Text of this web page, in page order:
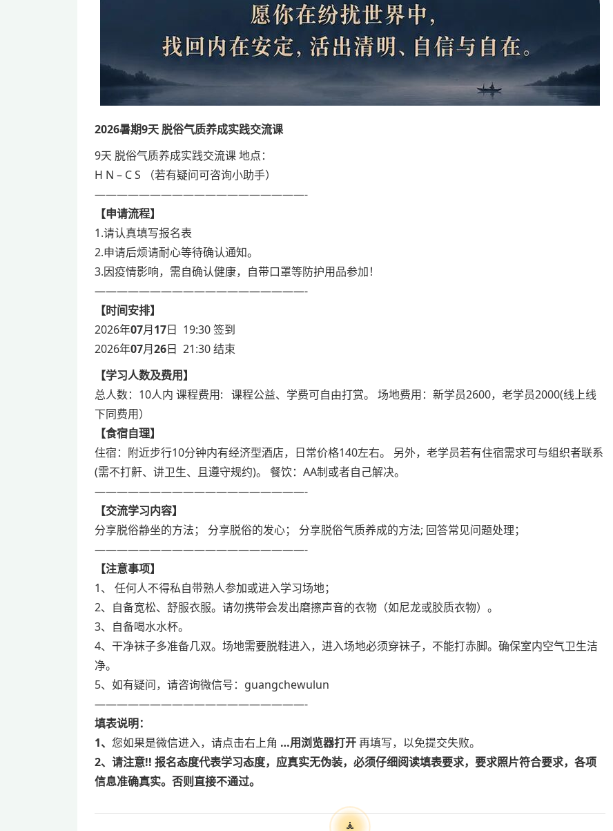
2026暑期9天 脱俗气质养成实践交流课
9天 脱俗气质养成实践交流课 地点：
H N – C S （若有疑问可咨询小助手）
———————————————————-
【申请流程】
1.请认真填写报名表
2.申请后烦请耐心等待确认通知。
3.因疫情影响，需自确认健康，自带口罩等防护用品参加！
———————————————————-
【时间安排】
2026年07月17日 19:30 签到
2026年07月26日 21:30 结束
【学习人数及费用】
总人数： 10人内 课程费用: 课程公益、学费可自由打赏。
场地费用：新学员2600，老学员2000(线上线
下同费用）
【食宿自理】
住宿：附近步行10分钟内有经济型酒店，日常价格140左右。 另外，老学员若有住宿需求可与组织者联系
(需不打鼾、讲卫生、且遵守规约)。 餐饮： AA制或者自己解决。
———————————————————-
【交流学习内容】
分享脱俗静坐的方法；
分享脱俗的发心； 分享脱俗气质养成的方法; 回答常见问题处理；
———————————————————-
【注意事项】
1、
任何人不得私自带熟人参加或进入学习场地；
2、自备宽松、舒服衣服。请勿携带会发出磨擦声音的衣物（如尼龙或胶质衣物）。
3、自备喝水水杯。
4、干净袜子多准备几双。场地需要脱鞋进入，进入场地必须穿袜子，不能打赤脚。确保室内空气卫生洁
净。
5、如有疑问，请咨询微信号： guangchewulun
———————————————————-
填表说明：
1、 您如果是微信进入，请点击右上角 …用浏览器打开再填写，以免提交失败。
2、 请注意!! 报名态度代表学习态度，应真实无伪装， 必须仔细阅读填表要求，要求照片符合要求，各项
信息准确真实。否则直接不通过。
🧘